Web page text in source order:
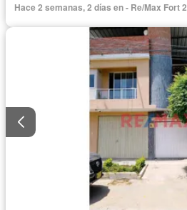
Hace 2 semanas, 2 días en - Re/Max Fort 2